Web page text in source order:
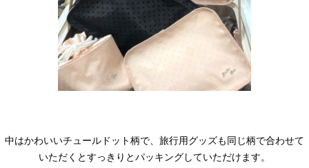
中はかわいいチュールドット柄で、旅行用グッズも同じ柄で合わせて
いただくとすっきりとパッキングしていただけます。